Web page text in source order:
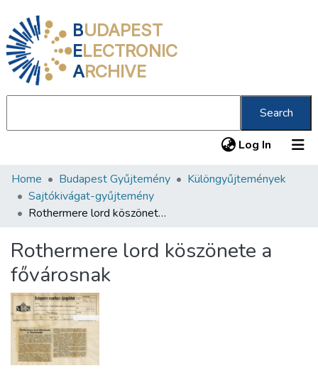
BUDAPEST
ELECTRONIC
ARCHIVE
Search
Log In (current)
Communities & Collections
All of DSpace
About us
Home Budapest Gyűjtemény
Különgyűjtemények
Sajtókivágat-gyűjtemény
Rothermere lord köszönete a fővárosnak
Rothermere lord köszönete a
fővárosnak